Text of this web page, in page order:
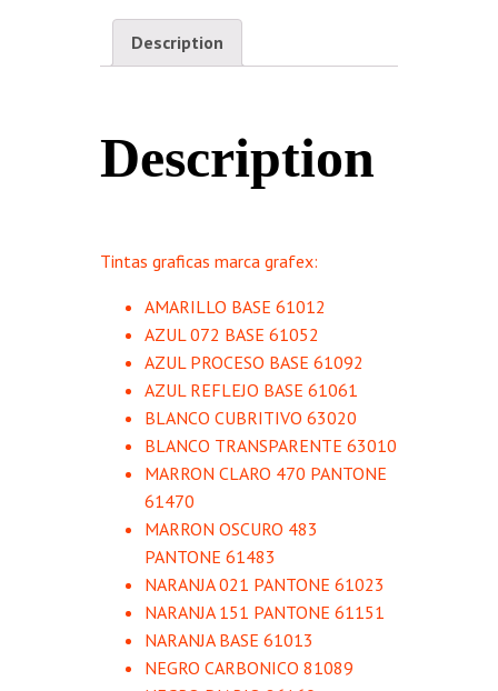
Description
Description
Tintas graficas marca grafex:
AMARILLO BASE 61012
AZUL 072 BASE 61052
AZUL PROCESO BASE 61092
AZUL REFLEJO BASE 61061
BLANCO CUBRITIVO 63020
BLANCO TRANSPARENTE 63010
MARRON CLARO 470 PANTONE
61470
MARRON OSCURO 483
PANTONE 61483
NARANJA 021 PANTONE 61023
NARANJA 151 PANTONE 61151
NARANJA BASE 61013
NEGRO CARBONICO 81089